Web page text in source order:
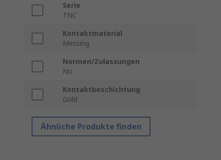
Serie
TNC
Kontaktmaterial
Messing
Normen/Zulassungen
No
Kontaktbeschichtung
Gold
Ähnliche Produkte finden